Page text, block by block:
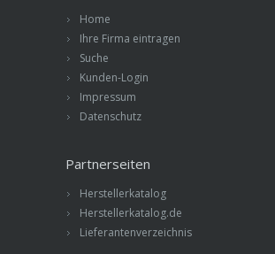
Home
Ihre Firma eintragen
Suche
Kunden-Login
Impressum
Datenschutz
Partnerseiten
Herstellerkatalog
Herstellerkatalog.de
Lieferantenverzeichnis